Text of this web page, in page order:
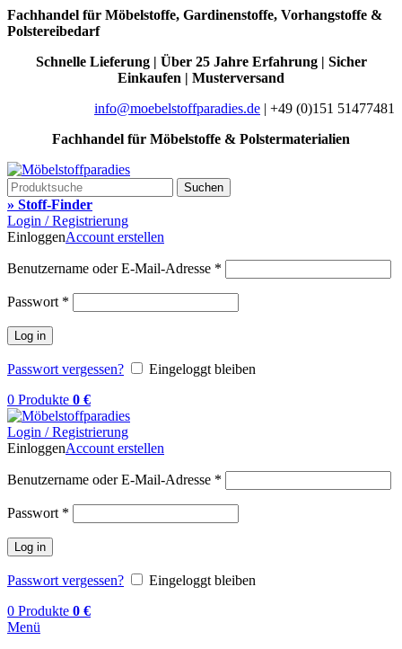
Fachhandel für Möbelstoffe, Gardinenstoffe, Vorhangstoffe &
Polstereibedarf
Schnelle Lieferung | Über 25 Jahre Erfahrung | Sicher
Einkaufen | Musterversand
info@moebelstoffparadies.de | +49 (0)151 51477481
Fachhandel für Möbelstoffe & Polstermaterialien
Suchen
» Stoff-Finder
Login / Registrierung
EinloggenAccount erstellen
Benutzername oder E-Mail-Adresse *
Passwort *
Log in
Passwort vergessen?
Eingeloggt bleiben
0 Produkte 0 €
Login / Registrierung
EinloggenAccount erstellen
Benutzername oder E-Mail-Adresse *
Passwort *
Log in
Passwort vergessen?
Eingeloggt bleiben
0 Produkte 0 €
Menü